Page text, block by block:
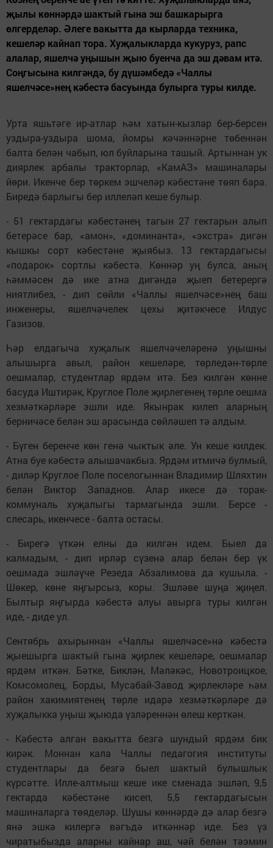
җылы көннәрдә шактый гына эш башкарырга
өлгерделәр. Әлеге вакытта да кырларда техника,
кешеләр кайнап тора. Хуҗалыкларда кукуруз, рапс
алалар, яшелчә уңышын җыю буенча да эш дәвам итә.
Соңгысына килгәндә, бу дүшәмбедә «Чаллы
яшелчәсе»нең кәбестә басуында булырга туры килде.
Урта яшьтәге ир-атлар һәм хатын-кызлар бер-берсен
уздыра-уздыра шома, йомры кәчәннәрне төбеннән
балта белән чабып, юл буйларына ташый. Артыннан ук
диярлек арбалы тракторлар, «КамАЗ» машиналары
йөри. Икенче бер төркем эшчеләр кәбестәне төяп бара.
Биредә барлыгы бер иллеләп кеше булыр.
- 51 гектардагы кәбестәнең тагын 27 гектарын алып
бетерәсе бар, «амон», «доминанта», «экстра» дигән
кышкы сорт кәбестәне җыябыз. 13 гектардагысы
«подарок» сортлы кәбестә. Көннәр уң булса, аның
һәммәсен дә ике атна дигәндә җыеп бетерергә
ниятлибез, - дип сөйли «Чаллы яшелчәсе»нең баш
инженеры, яшелчәчелек цехы җитәкчесе Илдус
Газизов.
Һәр елдагыча хуҗалык яшелчәчеләренә уңышны
алышырга авыл, район кешеләре, төрледән-төрле
оешмалар, студентлар ярдәм итә. Без килгән көнне
басуда Иштирәк, Круглое Поле җирлегенең төрле оешма
хезмәткәрләре эшли иде. Якынрак килеп аларның
берничәсе белән эш арасында сөйләшеп тә алдым.
- Бүген беренче көн генә чыктык әле. Ун кеше килдек.
Атна буе кәбестә алышачакбыз. Ярдәм итмичә булмый,
- диләр Круглое Поле поселогыннан Владимир Шляхтин
белән Виктор Западнов. Алар икесе дә торак-
коммуналь хуҗалыгы тармагында эшли. Берсе -
слесарь, икенчесе - балта остасы.
- Бирегә үткән елны да килгән идем. Быел да
калмадым, - дип ирләр сүзенә алар белән бер үк
оешмада эшләүче Резеда Абзалимова да кушыла. -
Шөкер, көне яңгырсыз, коры. Эшләве шуңа җиңел.
Былтыр яңгырда кәбестә алуы авырга туры килгән
иде, - диде ул.
Сентябрь ахырыннан «Чаллы яшелчәсе»нә кәбестә
җыешырга шактый гына җирлек кешеләре, оешмалар
ярдәм иткән. Бәтке, Биклән, Мәләкәс, Новотроицкое,
Комсомолец, Борды, Мусабай-Завод җирлекләре һәм
район хакимиятенең төрле идарә хезмәткәрләре дә
хуҗалыкка уңыш җыюда үзләреннән өлеш керткән.
- Кәбестә алган вакытта безгә шундый ярдәм бик
кирәк. Моннан кала Чаллы педагогия институты
студентлары да безгә быел шактый булышлык
күрсәтте. Илле-алтмыш кеше ике сменада эшләп, 9,5
гектарда кәбестәне кисеп, 5,5 гектардагысын
машиналарга төяделәр. Шушы көннәрдә дә алар безгә
янә эшкә килергә вәгъдә иткәннәр иде. Без үз
чиратыбызда аларны кайнар аш, чәй белән тәэмин